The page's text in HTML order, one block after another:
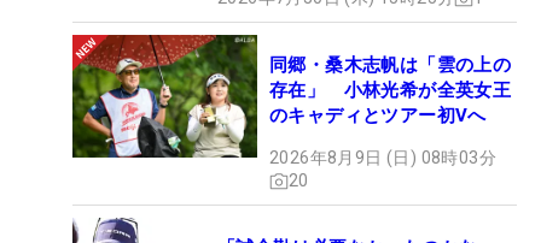
同郷・桑木志帆は「雲の上の
存在」 小林光希が全英女王
のキャディとツアー初Vへ
2026年8月9日 (日) 08時03分
20